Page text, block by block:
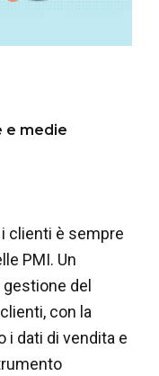
e medie
clienti è sempre
PMI. Un
del
con la
i dati di vendita e